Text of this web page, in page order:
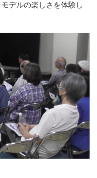
デルの楽しさを体験し